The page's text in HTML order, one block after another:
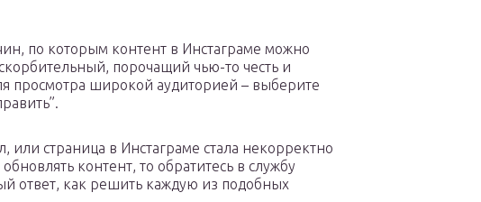
по которым контент в Инстаграме можно
порочащий чью-то честь и
просмотра широкой аудиторией – выберите
страница в Инстаграме стала некорректно
контент, то обратитесь в службу
ответ, как решить каждую из подобных